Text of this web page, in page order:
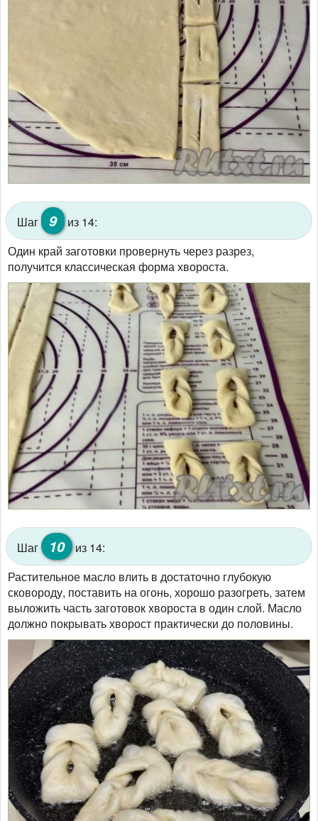
Шаг 9
из 14:
Один край заготовки провернуть через разрез,
получится классическая форма хвороста.
Шаг 10 из 14:
Растительное масло влить в достаточно глубокую
сковороду, поставить на огонь, хорошо разогреть, затем
выложить часть заготовок хвороста в один слой. Масло
должно покрывать хворост практически до половины.